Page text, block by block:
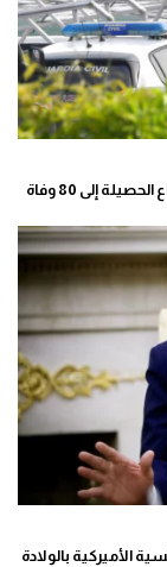
إلى 80 وفاة
الأميركية بالولادة